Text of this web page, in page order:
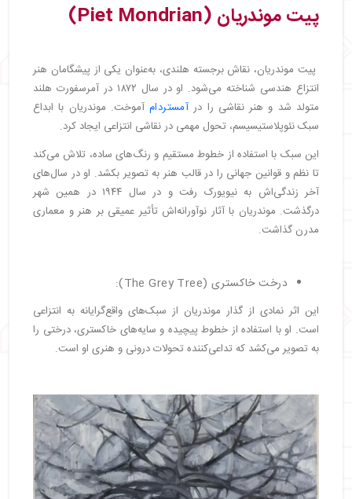
پیت موندریان (Piet Mondrian)
پیت موندریان، نقاش برجسته هلندی، به‌عنوان یکی از پیشگامان هنر
انتزاع هندسی شناخته می‌شود. او در سال ۱۸۷۲ در آمرسفورت هلند
متولد شد و هنر نقاشی را در آمستردامآموخت. موندریان با ابداع
سبک نئوپلاستیسیسم، تحول مهمی در نقاشی انتزاعی ایجاد کرد.
این سبک با استفاده از خطوط مستقیم و رنگ‌های ساده، تلاش می‌کند
تا نظم و قوانین جهانی را در قالب هنر به تصویر بکشد. او در سال‌های
آخر زندگی‌اش به نیویورک رفت و در سال ۱۹۴۴ در همین شهر
درگذشت. موندریان با آثار نوآورانه‌اش تأثیر عمیقی بر هنر و معماری
مدرن گذاشت.
درخت خاکستری (The Grey Tree):
این اثر نمادی از گذار موندریان از سبک‌های واقع‌گرایانه به انتزاعی
است. او با استفاده از خطوط پیچیده و سایه‌های خاکستری، درختی را
به تصویر می‌کشد که تداعی‌کننده تحولات درونی و هنری او است.